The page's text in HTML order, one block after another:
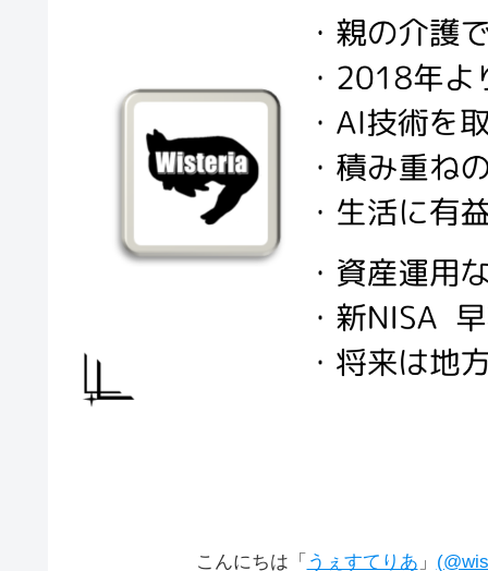
こんにちは「 うぇすてりあ 」